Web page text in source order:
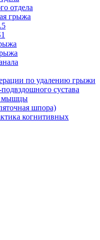
отдела
грыжа
по удалению грыжи
сустава
мышцы
шпора)
когнитивных